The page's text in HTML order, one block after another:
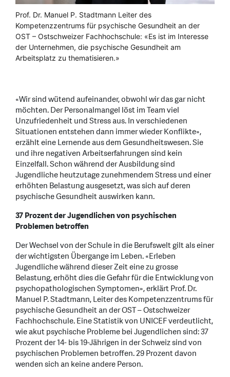
Prof. Dr. Manuel P. Stadtmann Leiter des
Kompetenzzentrums für psychische Gesundheit an der
OST – Ostschweizer Fachhochschule: «Es ist im Interesse
der Unternehmen, die psychische Gesundheit am
Arbeitsplatz zu thematisieren.»
«Wir sind wütend aufeinander, obwohl wir das gar nicht
möchten. Der Personalmangel löst im Team viel
Unzufriedenheit und Stress aus. In verschiedenen
Situationen entstehen dann immer wieder Konflikte»,
erzählt eine Lernende aus dem Gesundheitswesen. Sie
und ihre negativen Arbeitserfahrungen sind kein
Einzelfall. Schon während der Ausbildung sind
Jugendliche heutzutage zunehmendem Stress und einer
erhöhten Belastung ausgesetzt, was sich auf deren
psychische Gesundheit auswirken kann.
37 Prozent der Jugendlichen von psychischen
Problemen betroffen
Der Wechsel von der Schule in die Berufswelt gilt als einer
der wichtigsten Übergange im Leben. «Erleben
Jugendliche während dieser Zeit eine zu grosse
Belastung, erhöht dies die Gefahr für die Entwicklung von
psychopathologischen Symptomen», erklärt Prof. Dr.
Manuel P. Stadtmann, Leiter des Kompetenzzentrums für
psychische Gesundheit an der OST – Ostschweizer
Fachhochschule. Eine Statistik von UNICEF verdeutlicht,
wie akut psychische Probleme bei Jugendlichen sind: 37
Prozent der 14- bis 19-Jährigen in der Schweiz sind von
psychischen Problemen betroffen. 29 Prozent davon
wenden sich an keine andere Person.